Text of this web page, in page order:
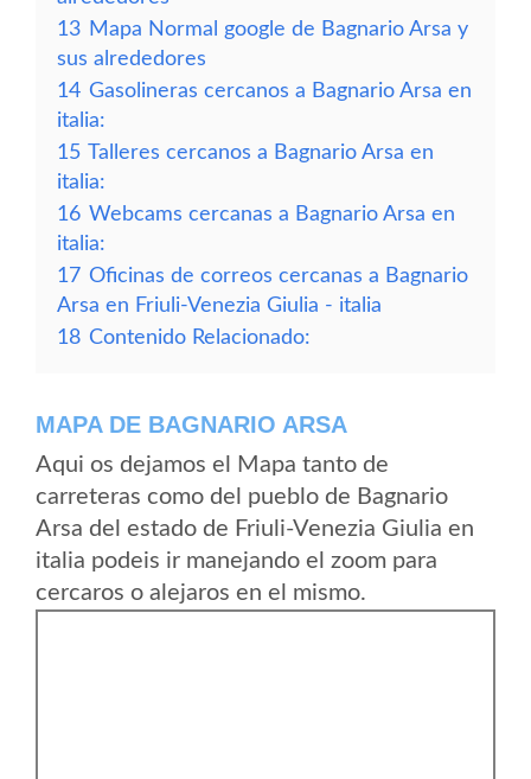
13 Mapa Normal google de Bagnario Arsa y
sus alrededores
14 Gasolineras cercanos a Bagnario Arsa en
italia:
15 Talleres cercanos a Bagnario Arsa en
italia:
16 Webcams cercanas a Bagnario Arsa en
italia:
17 Oficinas de correos cercanas a Bagnario
Arsa en Friuli-Venezia Giulia - italia
18 Contenido Relacionado:
MAPA DE BAGNARIO ARSA
Aqui os dejamos el Mapa tanto de
carreteras como del pueblo de Bagnario
Arsa del estado de Friuli-Venezia Giulia en
italia podeis ir manejando el zoom para
cercaros o alejaros en el mismo.